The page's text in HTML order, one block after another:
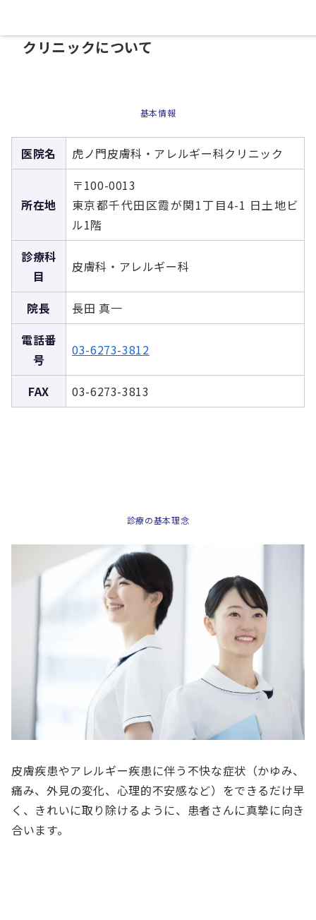
クリニックについて
基本情報
医院名 虎ノ門皮膚科・アレルギー科クリニック
所在地
〒100-0013
東京都千代田区霞が関1丁目4-1 日土地ビ
ル1階
診療科
目
皮膚科・アレルギー科
院長
長田 真一
電話番
号
03-6273-3812
FAX 03-6273-3813
診療の基本理念
皮膚疾患やアレルギー疾患に伴う不快な症状（かゆみ、
痛み、外見の変化、心理的不安感など）をできるだけ早
く、きれいに取り除けるように、患者さんに真摯に向き
合います。